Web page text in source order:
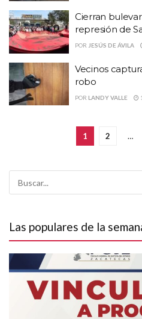
Cierran
represión de
POR JESÚS DE ÁVILA
Vecinos
robo
POR LANDY VALLE
1 2 …
Las populares de la